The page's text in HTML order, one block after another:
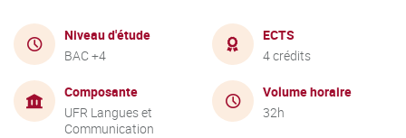
Niveau d'étude
BAC +4
ECTS
4 crédits
Composante
UFR Langues et
Communication
Volume horaire
32h